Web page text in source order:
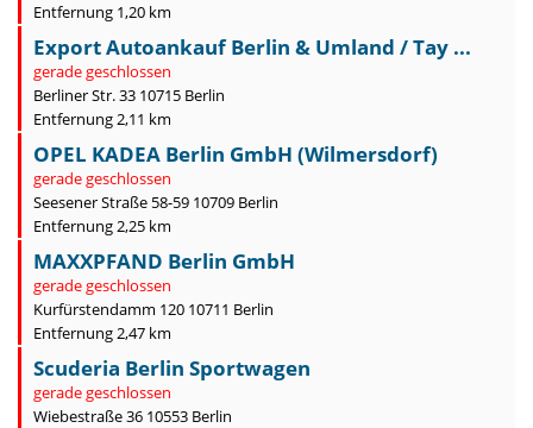
Entfernung 1,20 km
Export Autoankauf Berlin & Umland / Tay ...
gerade geschlossen
Berliner Str. 33 10715 Berlin
Entfernung 2,11 km
OPEL KADEA Berlin GmbH (Wilmersdorf)
gerade geschlossen
Seesener Straße 58-59 10709 Berlin
Entfernung 2,25 km
MAXXPFAND Berlin GmbH
gerade geschlossen
Kurfürstendamm 120 10711 Berlin
Entfernung 2,47 km
Scuderia Berlin Sportwagen
gerade geschlossen
Wiebestraße 36 10553 Berlin